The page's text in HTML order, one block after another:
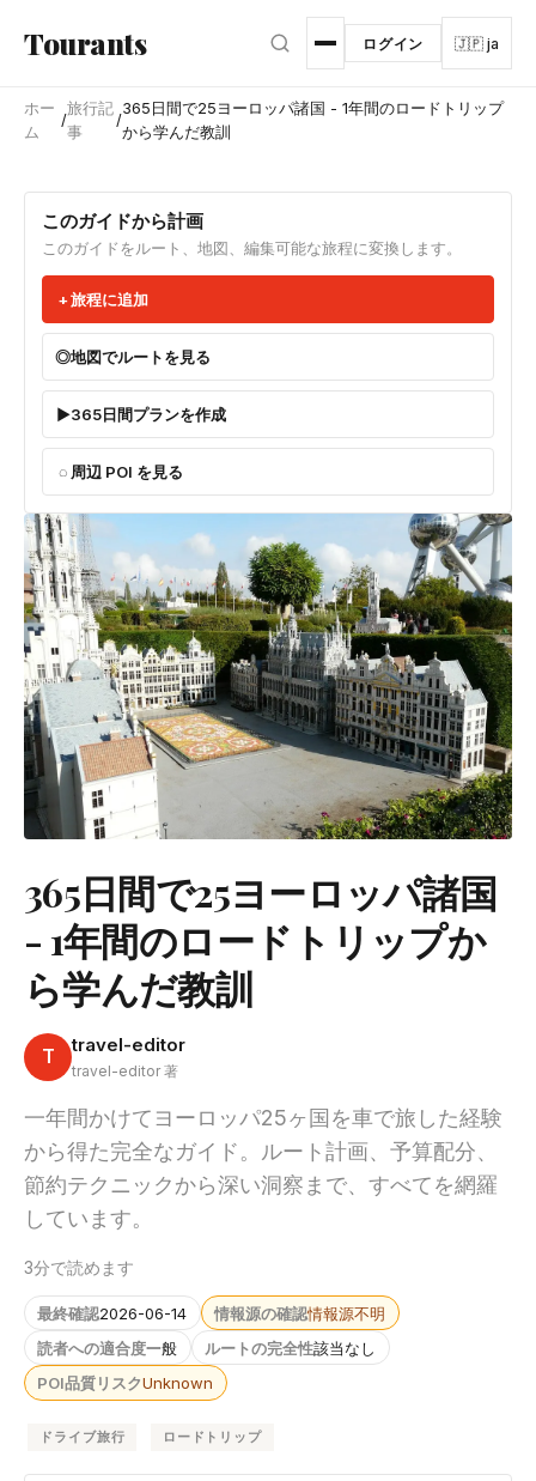
Tourants ログイン 🇯🇵 ja
ホー
ム
/
旅行記
事
/
365日間で25ヨーロッパ諸国 - 1年間のロードトリップ
から学んだ教訓
このガイドから計画
このガイドをルート、地図、編集可能な旅程に変換します。
旅程に追加
地図でルートを見る
365日間プランを作成
周辺 POI を見る
365日間で25ヨーロッパ諸国
- 1年間のロードトリップか
ら学んだ教訓
T travel-editor
travel-editor 著
一年間かけてヨーロッパ25ヶ国を車で旅した経験
から得た完全なガイド。ルート計画、予算配分、
節約テクニックから深い洞察まで、すべてを網羅
しています。
3分で読めます
最終確認2026-06-14 情報源の確認情報源不明
読者への適合度一般 ルートの完全性該当なし
POI品質リスクUnknown
ドライブ旅行 ロードトリップ